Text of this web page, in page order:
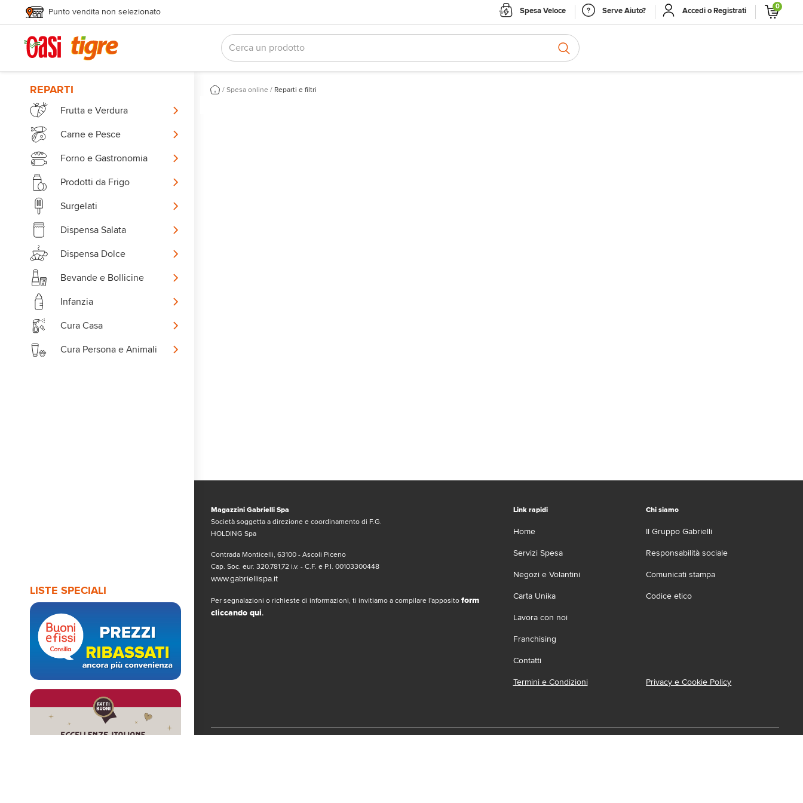
Punto vendita non selezionato Spesa Veloce Serve Aiuto? Accedi o Registrati 0
REPARTI
Frutta e Verdura
Carne e Pesce
Forno e Gastronomia
Prodotti da Frigo
Surgelati
Dispensa Salata
Dispensa Dolce
Bevande e Bollicine
Infanzia
Cura Casa
Cura Persona e Animali
LISTE SPECIALI
/ Spesa online / Reparti e filtri
Magazzini Gabrielli Spa
Società soggetta a direzione e coordinamento di F.G.
HOLDING Spa
Contrada Monticelli, 63100 - Ascoli Piceno
Cap. Soc. eur. 320.781,72 i.v. - C.F. e P.I. 00103300448
www.gabriellispa.it
Per segnalazioni o richieste di informazioni, ti invitiamo a compilare l'apposito form
cliccando qui.
Link rapidi
Home
Servizi Spesa
Negozi e Volantini
Carta Unika
Lavora con noi
Franchising
Contatti
Chi siamo
Il Gruppo Gabrielli
Responsabilità sociale
Comunicati stampa
Codice etico
Termini e Condizioni Privacy e Cookie Policy